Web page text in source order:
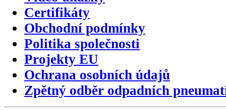
Certifikáty
Obchodní podmínky
Politika společnosti
Projekty EU
Ochrana osobních údajů
Zpětný odběr odpadních